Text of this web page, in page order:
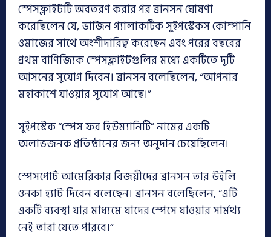
স্পেসফ্লাইটটি অবতরণ করার পর ব্রানসন ঘোষণা
করেছিলেন যে, ভার্জিন গ্যালাকটিক সুইপস্টেকস কোম্পানি
ওমাজের সাথে অংশীদারিত্ব করেছেন এবং পরের বছরের
প্রথম বাণিজ্যিক স্পেসফ্লাইটগুলির মধ্যে একটিতে দুটি
আসনের সুযোগ দিবেন। ব্রানসন বলেছিলেন, “আপনার
মহাকাশে যাওয়ার সুযোগ আছে।”
সুইপস্টেক “স্পেস ফর হিউম্যানিটি” নামের একটি
অলাভজনক প্রতিষ্ঠানের জন্য অনুদান চেয়েছিলেন।
স্পেসপোর্ট আমেরিকার বিজয়ীদের ব্রানসন তার উইলি
ওনকা হ্যাট দিবেন বলেছেন। ব্রানসন বলেছিলেন, “এটি
একটি ব্যবস্থা যার মাধ্যমে যাদের স্পেসে যাওয়ার সার্মথ্য
নেই তারা যেতে পারবে।”